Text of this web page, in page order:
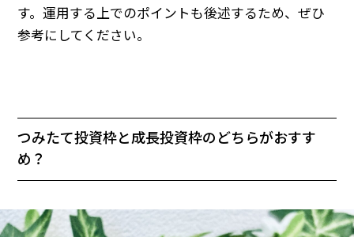
す。運用する上でのポイントも後述するため、ぜひ
参考にしてください。
つみたて投資枠と成長投資枠のどちらがおすす
め？